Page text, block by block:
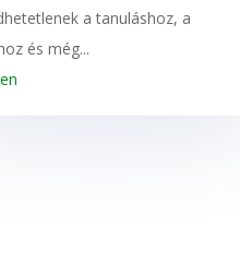
a tanuláshoz, a
és még...